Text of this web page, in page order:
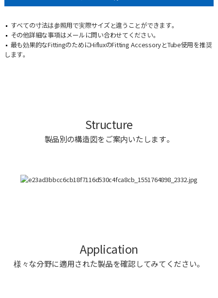
すべての寸法は参照用で実際サイズと違うことができます。
その他詳細な事項はメールに問い合わせてください。
最も効果的なFittingのためにHifluxのFitting AccessoryとTube使用を推奨
します。
Structure
製品別の構造図をご案内いたします。
Application
様々な分野に適用された製品を確認してみてください。